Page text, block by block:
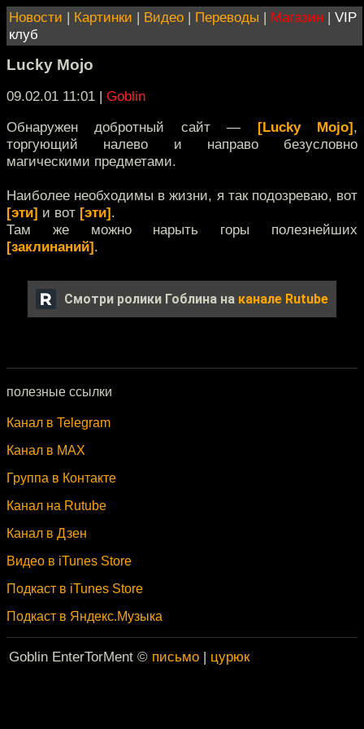
Новости | Картинки | Видео | Переводы | Магазин | VIP
клуб
Lucky Mojo
09.02.01 11:01 | Goblin
Обнаружен добротный сайт — [Lucky Mojo],
торгующий налево и направо безусловно
магическими предметами.
Наиболее необходимы в жизни, я так подозреваю, вот
[эти] и вот [эти].
Там же можно нарыть горы полезнейших
[заклинаний].
Смотри ролики Гоблина на канале Rutube
полезные ссылки
Канал в Telegram
Канал в MAX
Группа в Контакте
Канал на Rutube
Канал в Дзен
Видео в iTunes Store
Подкаст в iTunes Store
Подкаст в Яндекс.Музыка
Goblin EnterTorMent © письмо | цурюк